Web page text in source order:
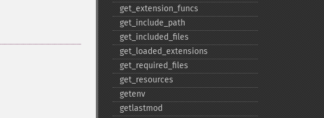
get_​extension_​funcs
get_​include_​path
get_​included_​files
get_​loaded_​extensions
get_​required_​files
get_​resources
getenv
getlastmod